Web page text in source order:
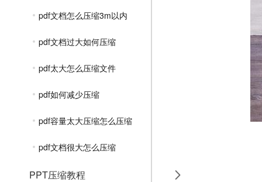
pdf文档怎么压缩3m以内
pdf文档过大如何压缩
pdf太大怎么压缩文件
pdf如何减少压缩
pdf容量太大压缩怎么压缩
pdf文档很大怎么压缩
PPT压缩教程